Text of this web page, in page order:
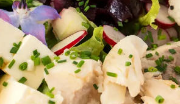
JULIANA TRAIL
ALPE ADRIA TRAIL